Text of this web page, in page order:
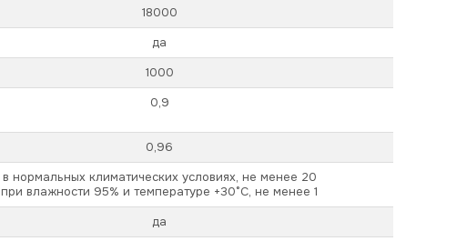
18000
да
1000
0,9
0,96
в нормальных климатических условиях, не менее 20
при влажности 95% и температуре +30°С, не менее 1
да